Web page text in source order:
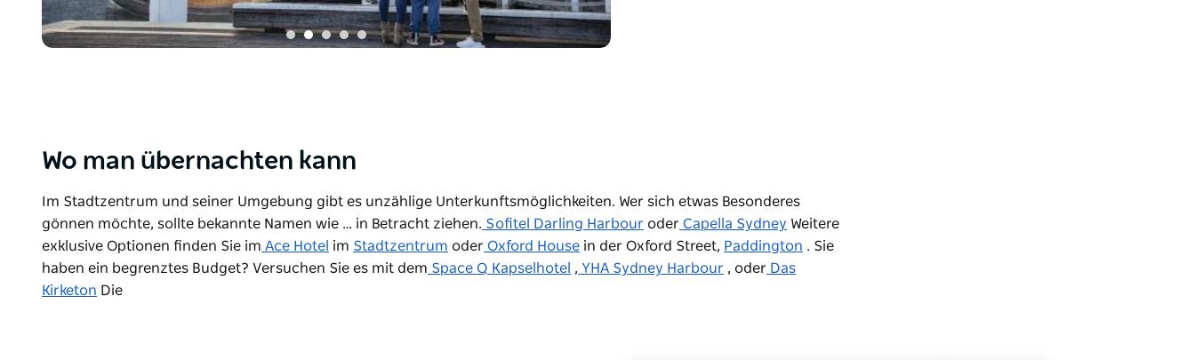
Wo man übernachten kann
Im Stadtzentrum und seiner Umgebung gibt es unzählige Unterkunftsmöglichkeiten. Wer sich etwas Besonderes
gönnen möchte, sollte bekannte Namen wie … in Betracht ziehen. Sofitel Darling Harbour oder Capella Sydney Weitere
exklusive Optionen finden Sie im Ace Hotel im Stadtzentrum oder Oxford House in der Oxford Street, Paddington . Sie
haben ein begrenztes Budget? Versuchen Sie es mit dem Space Q Kapselhotel , YHA Sydney Harbour , oder Das
Kirketon Die